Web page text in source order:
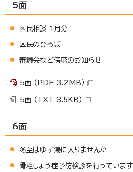
5面
区民相談 1月分
区民のひろば
審議会など傍聴のお知らせ
5面 （PDF 3.2MB）
5面 （TXT 8.5KB）
6面
冬至はゆず湯に入りませんか
骨粗しょう症予防検診を行っています